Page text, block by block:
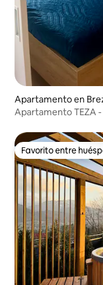
Apartamento en
Apartamento TEZA -
Favorito entre
Favorito entre